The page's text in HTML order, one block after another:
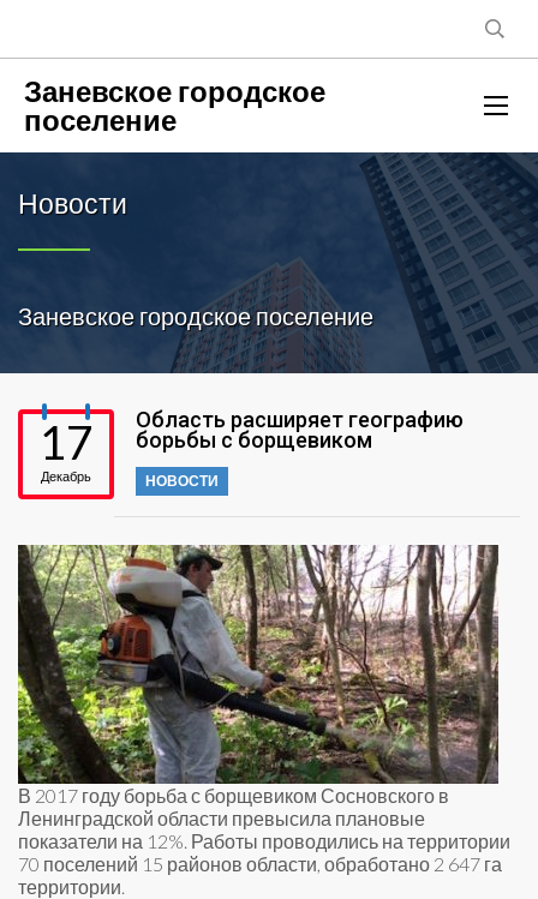
Заневское городское
поселение
Новости
Заневское городское поселение
17
Декабрь
Область расширяет географию
борьбы с борщевиком
НОВОСТИ
В 2017 году борьба с борщевиком Сосновского в
Ленинградской области превысила плановые
показатели на 12%. Работы проводились на территории
70 поселений 15 районов области, обработано 2 647 га
территории.